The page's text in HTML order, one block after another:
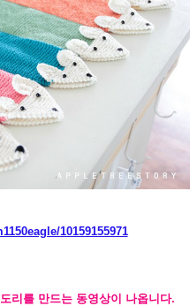
10159155971
리를 만드는 동영상이 나옵니다.